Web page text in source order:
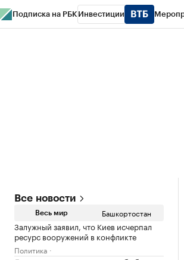
Подписка на РБК Инвестиции
Все новости
Весь мир Башкортостан
Залужный заявил, что Киев исчерпал
ресурс вооружений в конфликте
Политика